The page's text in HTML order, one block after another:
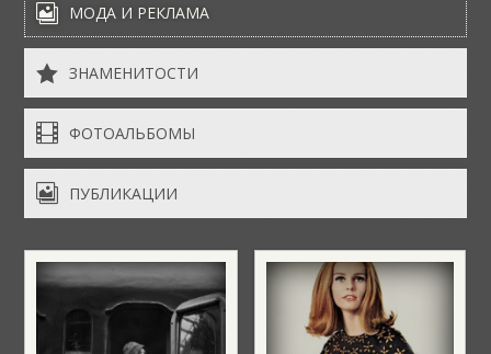
 МОДА И РЕКЛАМА
 ЗНАМЕНИТОСТИ
 ФОТОАЛЬБОМЫ
 ПУБЛИКАЦИИ